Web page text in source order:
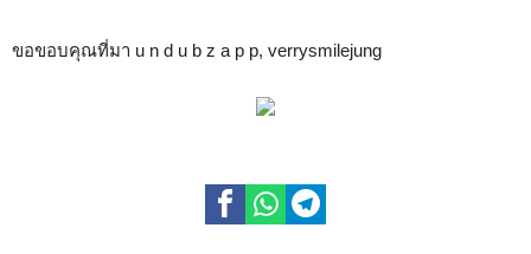
ขอขอบคุณที่มา u n d u b z a p p, verrysmilejung